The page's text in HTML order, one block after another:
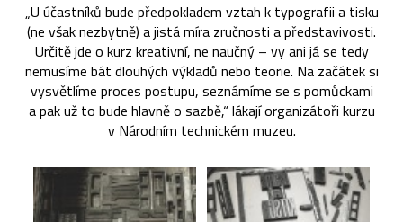
„U účastníků bude předpokladem vztah k typografii a tisku
(ne však nezbytně) a jistá míra zručnosti a představivosti.
Určitě jde o kurz kreativní, ne naučný – vy ani já se tedy
nemusíme bát dlouhých výkladů nebo teorie. Na začátek si
vysvětlíme proces postupu, seznámíme se s pomůckami
a pak už to bude hlavně o sazbě,“ lákají organizátoři kurzu
v Národním technickém muzeu.